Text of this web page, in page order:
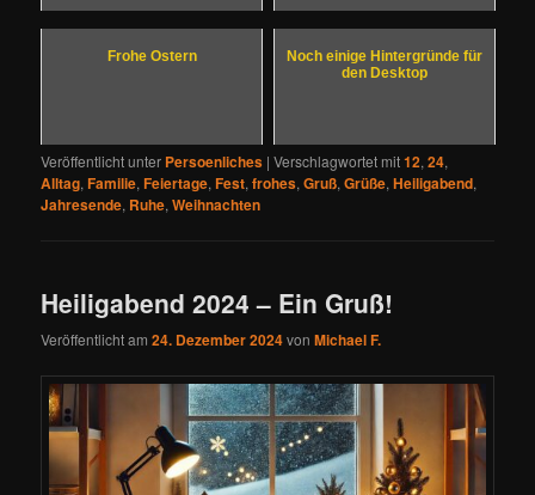
Frohe Ostern
Noch einige Hintergründe für
den Desktop
Veröffentlicht unter Persoenliches |Verschlagwortet mit12,24,
Alltag,Familie,Feiertage,Fest,frohes,Gruß,Grüße,Heiligabend,
Jahresende, Ruhe,Weihnachten
Heiligabend 2024 – Ein Gruß!
Veröffentlicht am24. Dezember 2024vonMichael F.